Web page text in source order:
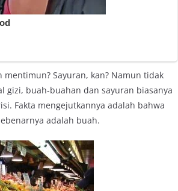
Sayuran, kan? Namun tidak
buah-buahan dan sayuran biasanya
Fakta mengejutkannya adalah bahwa
adalah buah.